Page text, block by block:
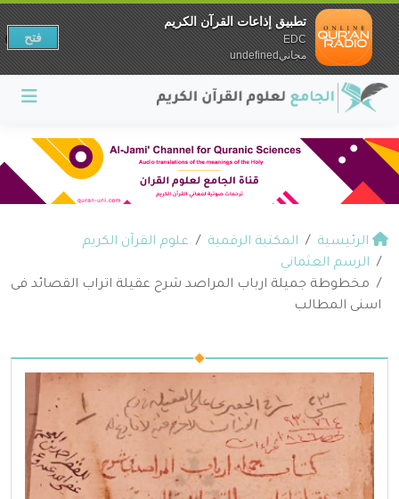
الرئيسية المكتبة الرقمية
علوم القرآن الكريم
الرسم العثماني
مخطوطة جميلة ارباب المراصد شرح عقيلة اتراب القصائد فى
اسنى المطالب
تطبيق إذاعات القرآن الكريم
EDC
مجانيundefined
فتح